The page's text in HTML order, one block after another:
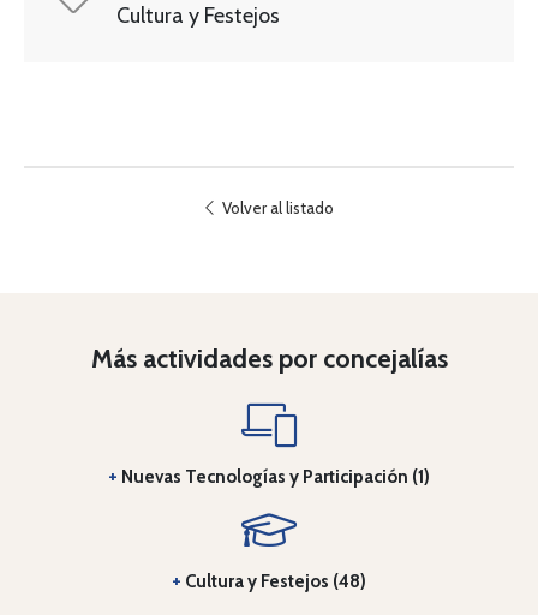
Cultura y Festejos
Volver al listado
Más actividades por concejalías
+ Nuevas Tecnologías y Participación (1)
+ Cultura y Festejos (48)